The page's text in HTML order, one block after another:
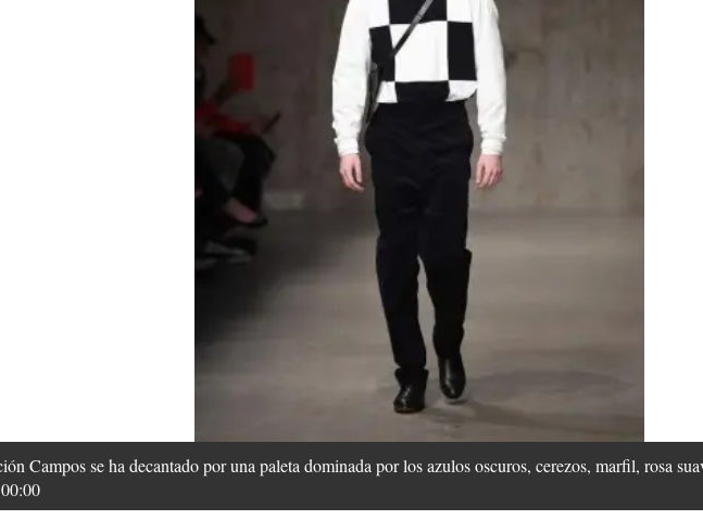
Campos se ha decantado por una paleta dominada por los azulos oscuros, cerezos, marfil, rosa